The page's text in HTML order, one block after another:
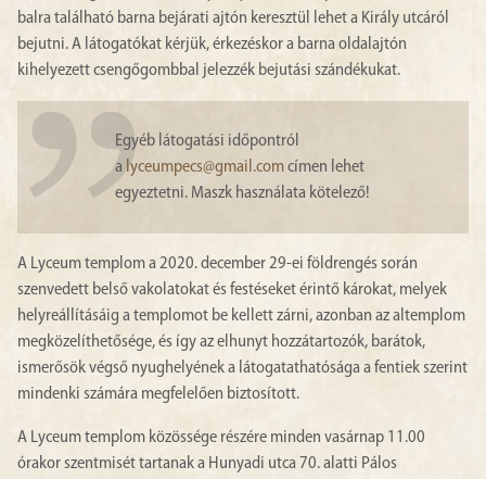
balra található barna bejárati ajtón keresztül lehet a Király utcáról
bejutni. A látogatókat kérjük, érkezéskor a barna oldalajtón
kihelyezett csengőgombbal jelezzék bejutási szándékukat.
Egyéb látogatási időpontról
a lyceumpecs@gmail.comcímen lehet
egyeztetni. Maszk használata kötelező!
A Lyceum templom a 2020. december 29-ei földrengés során
szenvedett belső vakolatokat és festéseket érintő károkat, melyek
helyreállításáig a templomot be kellett zárni, azonban az altemplom
megközelíthetősége, és így az elhunyt hozzátartozók, barátok,
ismerősök végső nyughelyének a látogatathatósága a fentiek szerint
mindenki számára megfelelően biztosított.
A Lyceum templom közössége részére minden vasárnap 11.00
órakor szentmisét tartanak a Hunyadi utca 70. alatti Pálos